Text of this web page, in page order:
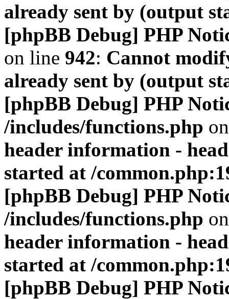
already sent by (output
[phpBB Debug] PHP
on line 942: Cannot
already sent by (output
[phpBB Debug] PHP
/includes/functions.php
header information -
started at /
[phpBB Debug] PHP
/includes/functions.php
header information -
started at /
[phpBB Debug] PHP